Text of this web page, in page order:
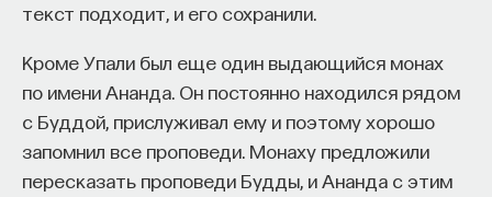
текст подходит, и его сохранили.
Кроме Упали был еще один выдающийся монах
по имени Ананда. Он постоянно находился рядом
с Буддой, прислуживал ему и поэтому хорошо
запомнил все проповеди. Монаху предложили
пересказать проповеди Будды, и Ананда с этим
— Ориентироваться в общих принципах
работы нашего организма
— Разбираться в биохимических процессах
мозга
— Понимать причины нейро- и психопатологий
осложнились политические отношения:
во время войны 1812 года с Наполеоном
французы стали врагами политическими,
не культурными.